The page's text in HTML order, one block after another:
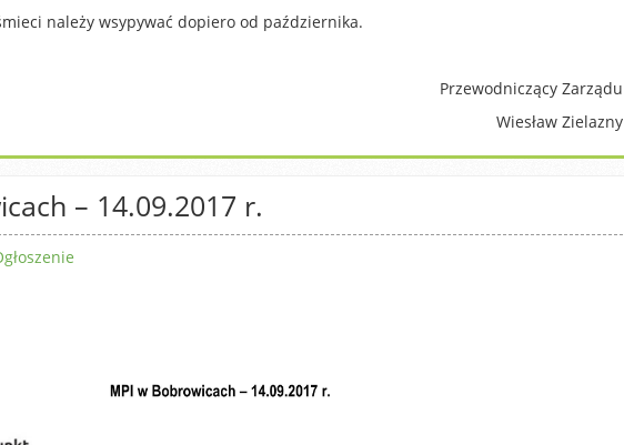
należy wsypywać dopiero od października.
Przewodniczący Zarządu
Wiesław Zielazny
– 14.09.2017 r.